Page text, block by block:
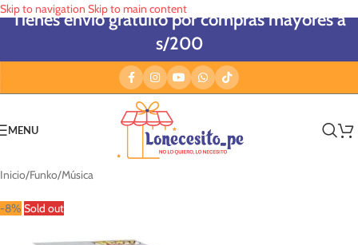
Skip to navigation Skip to main content
Tienes envío gratuito por compras mayores a
s/200
MENU
Inicio/Funko/Música
-8% Sold out